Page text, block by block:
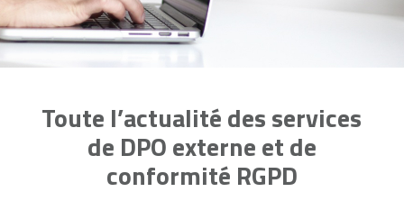
Toute l’actualité des services
de DPO externe et de
conformité RGPD